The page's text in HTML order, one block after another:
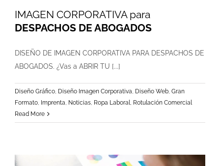
IMAGEN CORPORATIVA para
DESPACHOS DE ABOGADOS
DISEÑO DE IMAGEN CORPORATIVA PARA DESPACHOS DE
ABOGADOS. ¿Vas a ABRIR TU [...]
Diseño Gráfico Diseño Imagen Corporativa Diseño Web Gran
Formato Imprenta Noticias Ropa Laboral
Rotulación Comercial
Read More